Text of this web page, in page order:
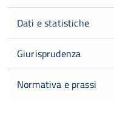
Dati e statistiche
Giurisprudenza
Normativa e prassi